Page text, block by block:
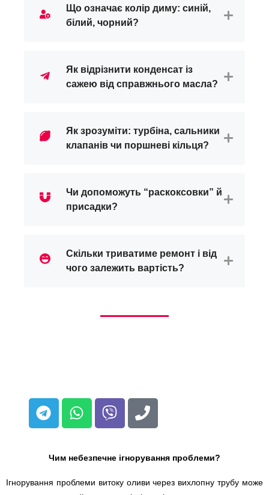
Що означає колір диму: синій,
білий, чорний?
Як відрізнити конденсат із
сажею від справжнього масла?
Як зрозуміти: турбіна, сальники
клапанів чи поршневі кільця?
Чи допоможуть “раскоксовки” й
присадки?
Скільки триватиме ремонт і від
чого залежить вартість?
Чим небезпечне ігнорування проблеми?
Ігнорування проблеми витоку оливи через вихлопну трубу може